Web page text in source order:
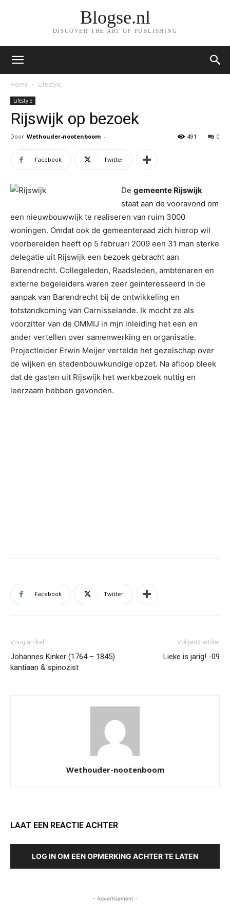
Blogse.nl
DISCOVER THE ART OF PUBLISHING
Home Lifestyle
Lifestyle
Rijswijk op bezoek
Door Wethouder-nootenboom - 0
491
Facebook Twitter
De gemeente Rijswijk
staat aan de vooravond om
een nieuwbouwwijk te realiseren van ruim 3000
woningen. Omdat ook de gemeenteraad zich hierop wil
voorbereiden heeft op 5 februari 2009 een 31 man sterke
delegatie uit Rijswijk een bezoek gebracht aan
Barendrecht. Collegeleden, Raadsleden, ambtenaren en
externe begeleiders waren zeer geinteresseerd in de
aanpak van Barendrecht bij de ontwikkeling en
totstandkoming van Carnisselande. Ik mocht ze als
voorzitter van de OMMIJ in mjn inleiding het een en
ander vertellen over samenwerking en organisatie.
Projectleider Erwin Meijer vertelde het gezelschap over
de wijken en stedenbouwkundige opzet. Na afloop bleek
dat de gasten uit Rijswijk het werkbezoek nuttig en
leerzaam hebben gevonden.
Facebook Twitter
Vorig artikel
Johannes Kinker (1764 – 1845)
kantiaan & spinozist
Volgend artikel
Lieke is jarig! -09
Wethouder-nootenboom
LAAT EEN REACTIE ACHTER
LOG IN OM EEN OPMERKING ACHTER TE LATEN
- Advertisement -